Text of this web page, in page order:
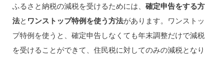
ふるさと納税の減税を受けるためには、 確定申告をする方
法と ワンストップ特例を使う方法があります。ワンストッ
プ特例を使うと、確定申告しなくても年末調整だけで減税
を受けることができて、住民税に対してのみの減税となり